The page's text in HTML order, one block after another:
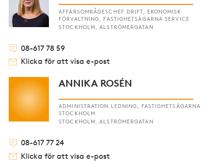
AFFÄRSOMRÅDESCHEF DRIFT, EKONOMISK
FÖRVALTNING, FASTIGHETSÄGARNA SERVICE
STOCKHOLM, ALSTRÖMERGATAN
08-617 78 59
Klicka för att visa e-post
ANNIKA ROSÉN
ADMINISTRATION LEDNING, FASTIGHETSÄGARNA
STOCKHOLM
STOCKHOLM, ALSTRÖMERGATAN
08-617 77 24
Klicka för att visa e-post